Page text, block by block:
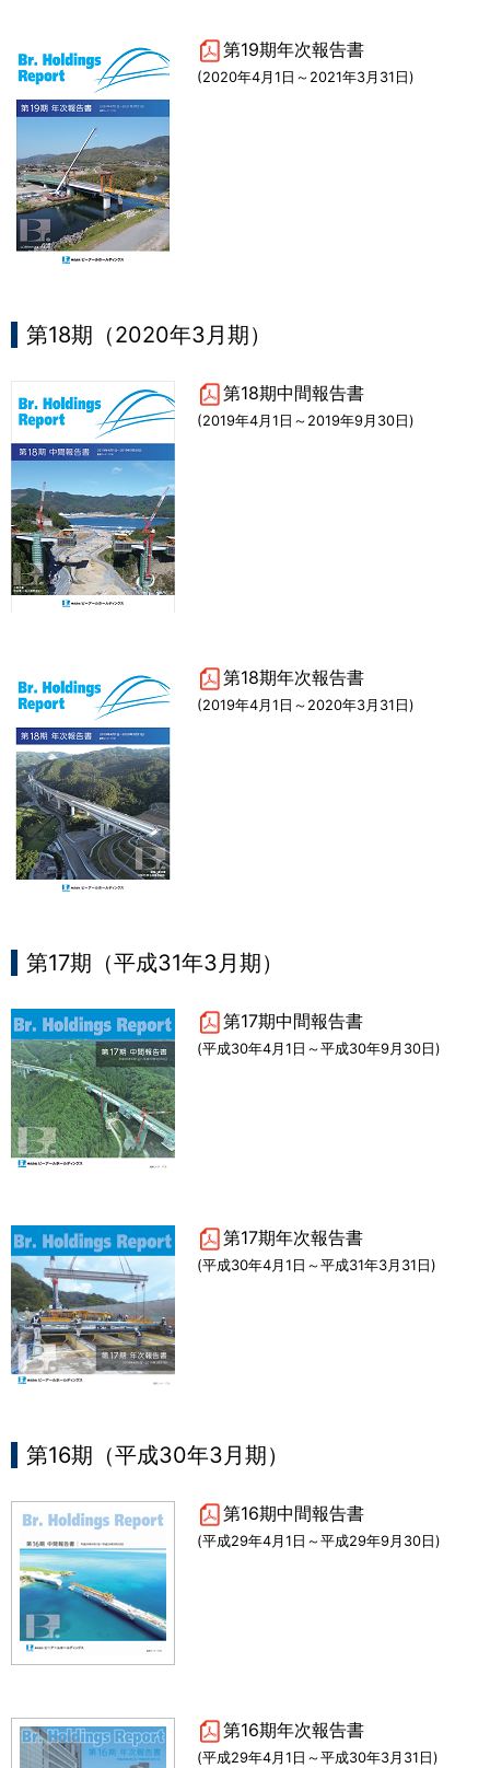
第19期年次報告書
(2020年4月1日～2021年3月31日)
第18期（2020年3月期）
第18期中間報告書
(2019年4月1日～2019年9月30日)
第18期年次報告書
(2019年4月1日～2020年3月31日)
第17期（平成31年3月期）
第17期中間報告書
(平成30年4月1日～平成30年9月30日)
第17期年次報告書
(平成30年4月1日～平成31年3月31日)
第16期（平成30年3月期）
第16期中間報告書
(平成29年4月1日～平成29年9月30日)
第16期年次報告書
(平成29年4月1日～平成30年3月31日)